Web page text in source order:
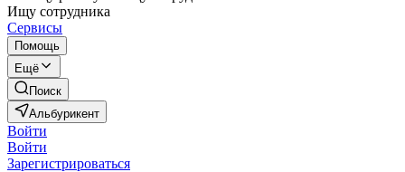
Ищу сотрудника
Сервисы
Помощь
Ещё
Поиск
Альбурикент
Войти
Войти
Зарегистрироваться